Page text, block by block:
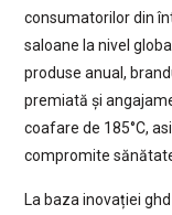
consumatorilor din
saloane la nivel
produse anual,
premiată și
coafare de 185°C,
compromite
La baza inovației